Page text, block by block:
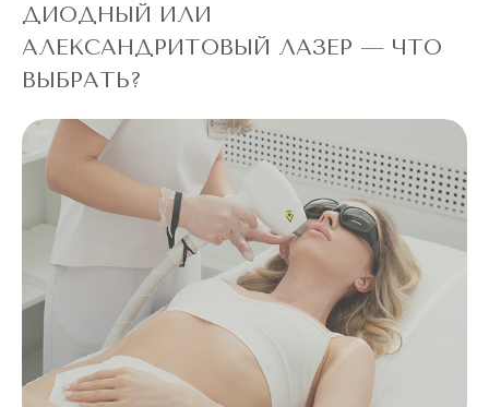
ДИОДНЫЙ ИЛИ
АЛЕКСАНДРИТОВЫЙ ЛАЗЕР — ЧТО
ВЫБРАТЬ?